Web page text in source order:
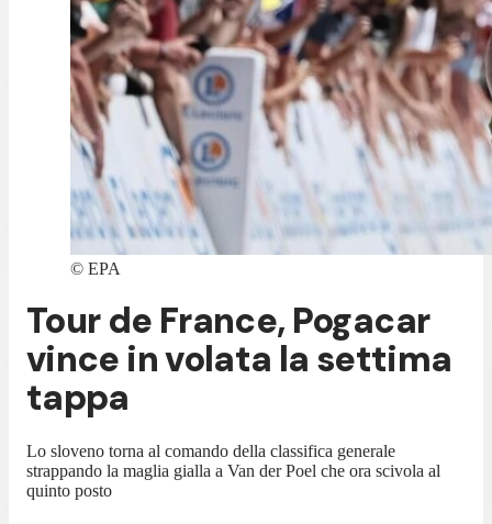
© EPA
Tour de France, Pogacar
vince in volata la settima
tappa
Lo sloveno torna al comando della classifica generale
strappando la maglia gialla a Van der Poel che ora scivola al
quinto posto